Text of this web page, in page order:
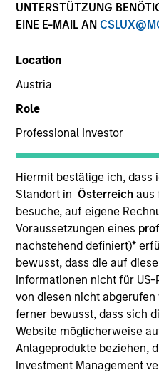
UNTERSTÜTZUNG
EINE E-MAIL AN
Location
Austria
Role
Professional Investor
Hiermit bestätige ich, dass
Standort in Österreich aus
besuche, auf eigene
Voraussetzungen eines
nachstehend definiert)*
bewusst, dass die auf
Informationen nicht für
von diesen nicht
ferner bewusst, dass sich
Website möglicherweise
Anlageprodukte beziehen,
Investment Management
globally across all asset
We focus on providing
with the flexibility to invest
sectors and geographies
environments. We seek to
uncorrelated investments
rigid alternative
How We Work With
What Makes Us